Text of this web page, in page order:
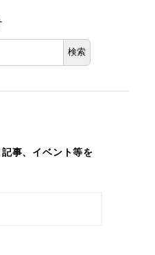
検索
事、イベント等を